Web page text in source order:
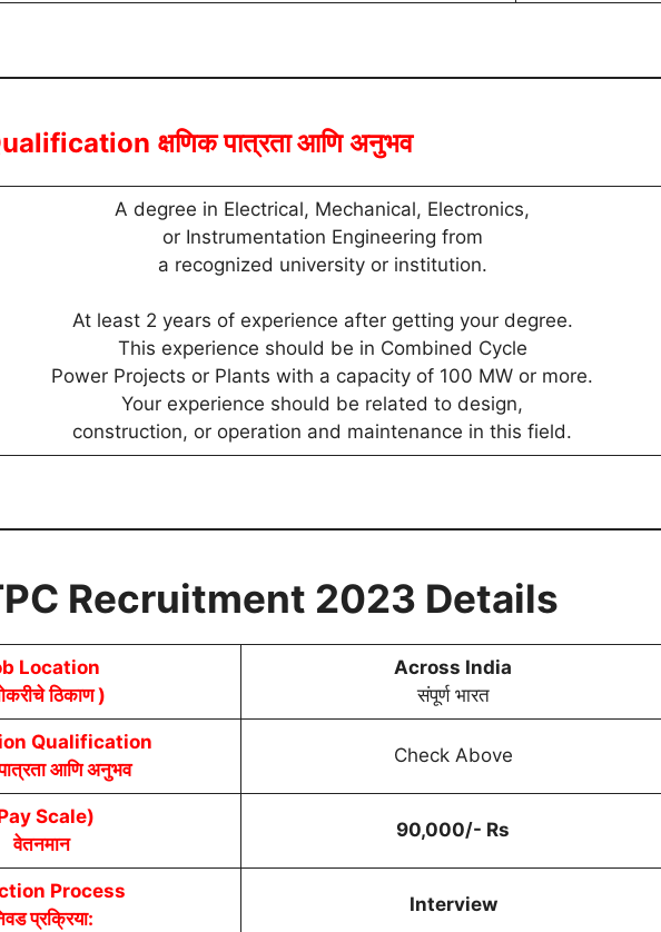
क्षणिक पात्रता आणि अनुभव
A degree in Electrical, Mechanical, Electronics,
or Instrumentation Engineering from
a recognized university or institution.
At least 2 years of experience after getting your degree.
This experience should be in Combined Cycle
Power Projects or Plants with a capacity of 100 MW or more.
Your experience should be related to design,
construction, or operation and maintenance in this field.
Recruitment 2023 Details
Location
ठिकाण )
Across India
संपूर्ण भारत
Qualification
आणि अनुभव
Check Above
Scale)
वेतनमान
90,000/- Rs
Process
प्रक्रिया:
Interview